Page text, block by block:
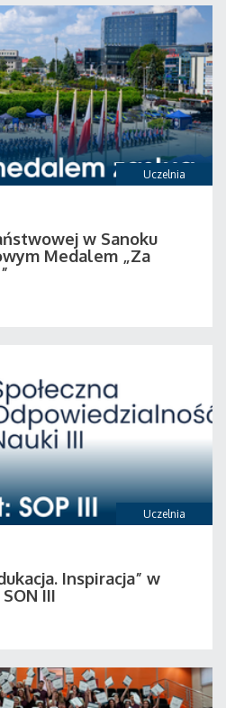
Uczelnia
w Sanoku
Medalem „Za
Uczelnia
Inspiracja” w
III